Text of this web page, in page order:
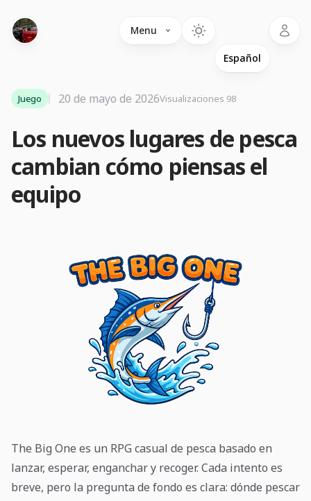
Menu
Los nuevos lugares de pesca
cambian cómo piensas el
equipo
Juego 20 de mayo de 2026Visualizaciones 98
The Big One es un RPG casual de pesca basado en
lanzar, esperar, enganchar y recoger. Cada intento es
breve, pero la pregunta de fondo es clara: dónde pescar